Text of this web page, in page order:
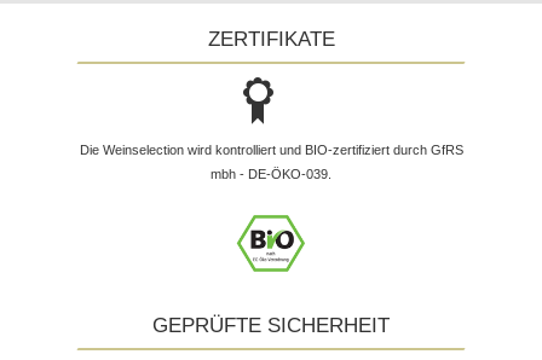
ZERTIFIKATE
Die Weinselection wird kontrolliert und BIO-zertifiziert durch GfRS
mbh - DE-ÖKO-039.
GEPRÜFTE SICHERHEIT